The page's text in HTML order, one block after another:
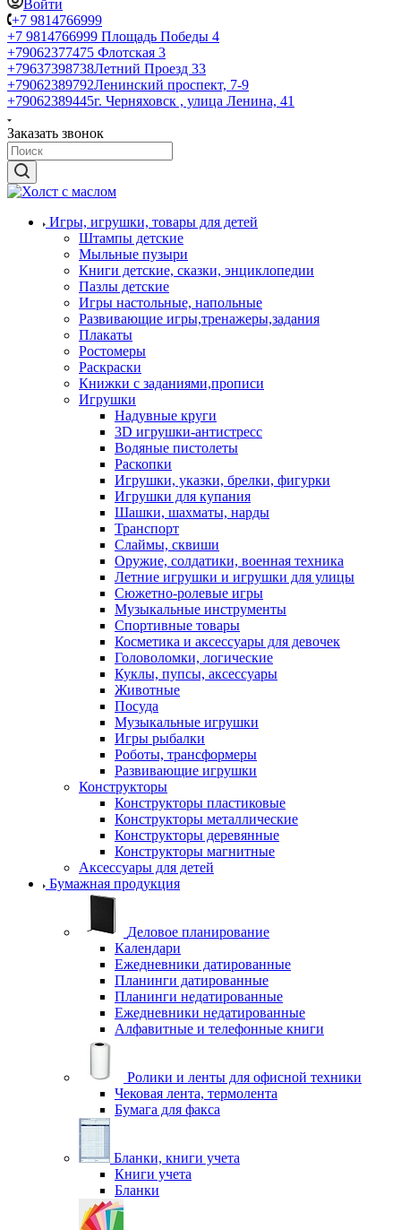
Войти
+7 9814766999
+7 9814766999 Площадь Победы 4
+79062377475 Флотская 3
+79637398738Летний Проезд 33
+79062389792Ленинский проспект, 7-9
+79062389445г. Черняховск , улица Ленина, 41
Заказать звонок
Игры, игрушки, товары для детей
Штампы детские
Мыльные пузыри
Книги детские, сказки, энциклопедии
Пазлы детские
Игры настольные, напольные
Развивающие игры,тренажеры,задания
Плакаты
Ростомеры
Раскраски
Книжки с заданиями,прописи
Игрушки
Надувные круги
3D игрушки-антистресс
Водяные пистолеты
Раскопки
Игрушки, указки, брелки, фигурки
Игрушки для купания
Шашки, шахматы, нарды
Транспорт
Слаймы, сквиши
Оружие, солдатики, военная техника
Летние игрушки и игрушки для улицы
Сюжетно-ролевые игры
Музыкальные инструменты
Спортивные товары
Косметика и аксессуары для девочек
Головоломки, логические
Куклы, пупсы, аксессуары
Животные
Посуда
Музыкальные игрушки
Игры рыбалки
Роботы, трансформеры
Развивающие игрушки
Конструкторы
Конструкторы пластиковые
Конструкторы металлические
Конструкторы деревянные
Конструкторы магнитные
Аксессуары для детей
Бумажная продукция
Деловое планирование
Календари
Ежедневники датированные
Планинги датированные
Планинги недатированные
Ежедневники недатированные
Алфавитные и телефонные книги
Ролики и ленты для офисной техники
Чековая лента, термолента
Бумага для факса
Бланки, книги учета
Книги учета
Бланки